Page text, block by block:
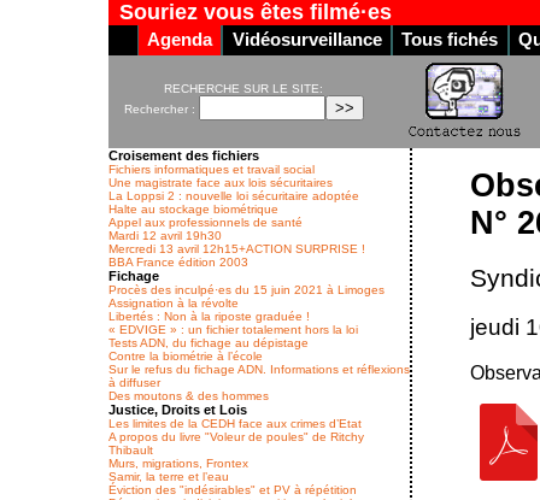
Souriez vous êtes filmé·es
Agenda Vidéosurveillance Tous fichés
RECHERCHE SUR LE SITE:
Rechercher :
N°
jeudi
Croisement des fichiers
Fichiers informatiques et travail social
Une magistrate face aux lois sécuritaires
La Loppsi 2 : nouvelle loi sécuritaire adoptée
Halte au stockage biométrique
Appel aux professionnels de santé
Mardi 12 avril 19h30
Mercredi 13 avril 12h15+ACTION SURPRISE !
BBA France édition 2003
Fichage
Procès des inculpé·es du 15 juin 2021 à Limoges
Assignation à la révolte
Libertés : Non à la riposte graduée !
« EDVIGE » : un fichier totalement hors la loi
Tests ADN, du fichage au dépistage
Contre la biométrie à l’école
Sur le refus du fichage ADN. Informations et réflexions
à diffuser
Des moutons & des hommes
Justice, Droits et Lois
Les limites de la CEDH face aux crimes d’Etat
A propos du livre "Voleur de poules" de Ritchy
Thibault
Murs, migrations, Frontex
Samir, la terre et l’eau
Éviction des "indésirables" et PV à répétition